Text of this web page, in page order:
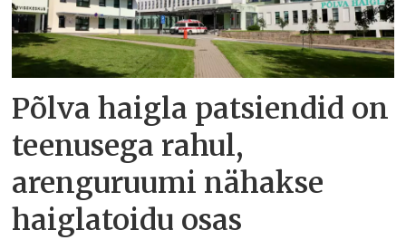
Põlva haigla patsiendid on
teenusega rahul,
arenguruumi nähakse
haiglatoidu osas